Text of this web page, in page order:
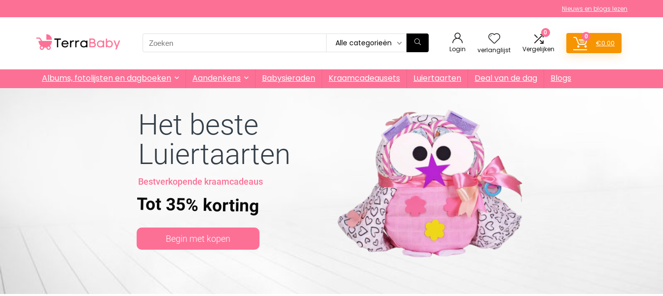
Nieuws en blogs lezen
Alle categorieën
Login verlanglijst
0
Vergelijken
0
€0.00
Albums, fotolijsten en dagboeken Aandenkens Babysieraden Kraamcadeausets Luiertaarten Deal van de dag Blogs
Het beste
Luiertaarten
Begin met kopen
Bestverkopende kraamcadeaus
Tot 35% korting